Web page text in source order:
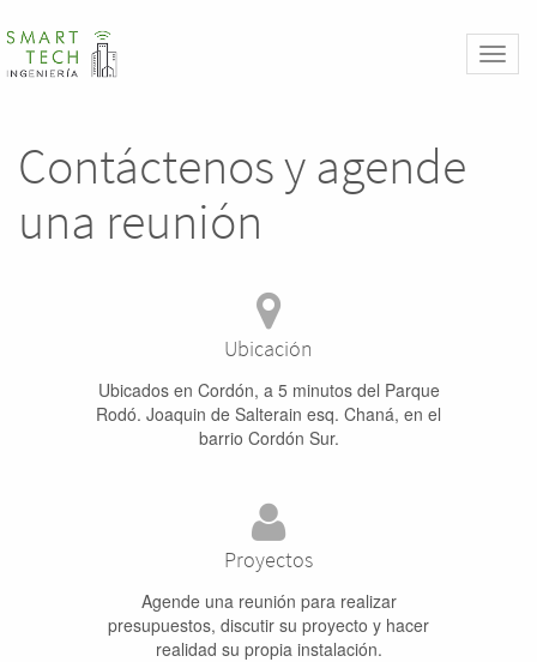
Contáctenos y agende
una reunión
Ubicación
Ubicados en Cordón, a 5 minutos del Parque
Rodó. Joaquin de Salterain esq. Chaná, en el
barrio Cordón Sur.
Proyectos
Agende una reunión para realizar
presupuestos, discutir su proyecto y hacer
realidad su propia instalación.